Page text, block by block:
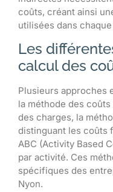
coûts, créant ainsi
utilisées dans
Les
calcul des
Plusieurs approches
la méthode des
des charges, la
distinguant les coûts
ABC (Activity Based
par activité. Ces
spécifiques des
Nyon.